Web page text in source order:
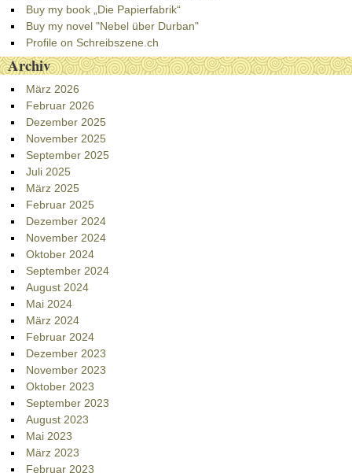
Buy my book „Die Papierfabrik“
Buy my novel "Nebel über Durban"
Profile on Schreibszene.ch
Archiv
März 2026
Februar 2026
Dezember 2025
November 2025
September 2025
Juli 2025
März 2025
Februar 2025
Dezember 2024
November 2024
Oktober 2024
September 2024
August 2024
Mai 2024
März 2024
Februar 2024
Dezember 2023
November 2023
Oktober 2023
September 2023
August 2023
Mai 2023
März 2023
Februar 2023